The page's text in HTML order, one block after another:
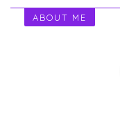
ABOUT ME